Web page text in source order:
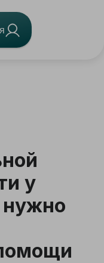
у
нужно